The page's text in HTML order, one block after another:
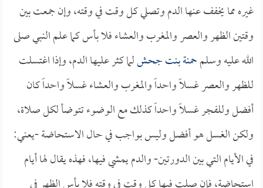
غيره مما يخفف عنها الدم وتصلي كل وقت في وقته، وإن جمعت بين
وقتين الظهر والعصر والمغرب والعشاء فلا بأس كما علم النبي صلى
الله عليه وسلمحمنة بنت جحشلما كثر عليها الدم، وإذا اغتسلت
للظهر والعصر غسلاً واحداً والمغرب والعشاء غسلاً واحداً كان
أفضل وللفجر غسلاً واحداً كذلك مع الوضوء تتوضأ لكل صلاة،
ولكن الغسل هو أفضل وليس بواجب في حال الاستحاضة -يعني:
في الأيام التي بين الدورتين- والدم يمشي فيها، فهذه يقال لها أيام